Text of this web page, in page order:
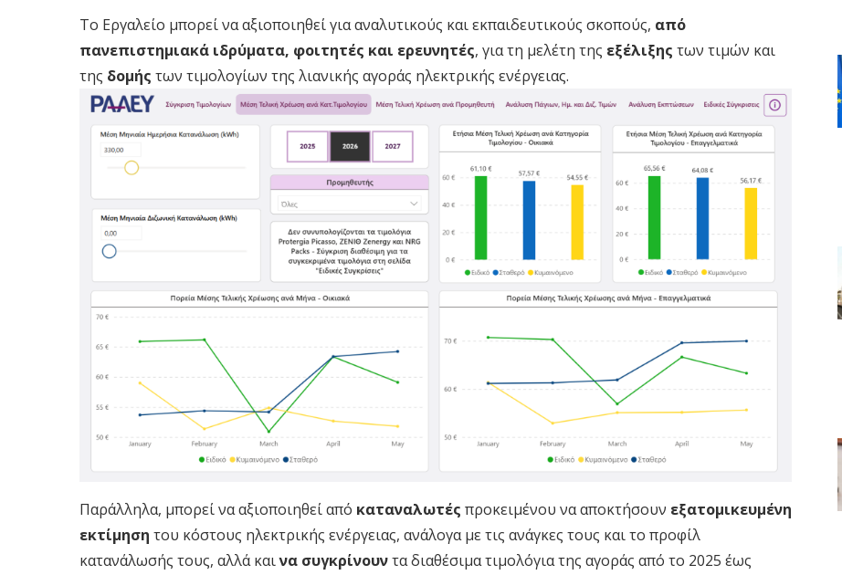
Το Εργαλείο μπορεί να αξιοποιηθεί για αναλυτικούς και εκπαιδευτικούς σκοπούς, από
πανεπιστημιακά ιδρύματα, φοιτητές και ερευνητές, για τη μελέτη της εξέλιξης των τιμών και
της δομής των τιμολογίων της λιανικής αγοράς ηλεκτρικής ενέργειας.
Παράλληλα, μπορεί να αξιοποιηθεί από καταναλωτές προκειμένου να αποκτήσουν εξατομικευμένη
εκτίμηση του κόστους ηλεκτρικής ενέργειας, ανάλογα με τις ανάγκες τους και το προφίλ
κατανάλωσής τους, αλλά καινα συγκρίνουντα διαθέσιμα τιμολόγια της αγοράς από το 2025 έως